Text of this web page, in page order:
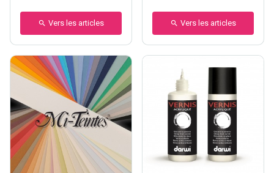
Vers les articles Vers les articles
+45 autres